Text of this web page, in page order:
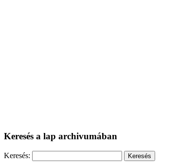
Keresés a lap archivumában
Keresés: